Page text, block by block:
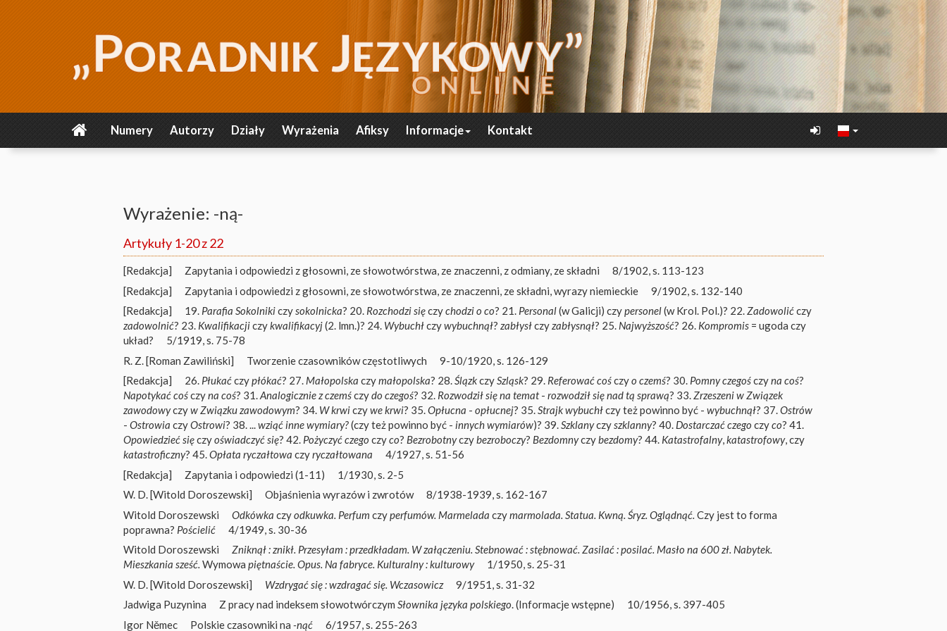
Numery Autorzy Działy Wyrażenia Afiksy Informacje Kontakt
Wyrażenie: -ną-
Artykuły 1-20 z 22
[Redakcja] Zapytania i odpowiedzi z głosowni, ze słowotwórstwa, ze znaczenni, z odmiany, ze składni
8/1902, s. 113-123
[Redakcja]
Zapytania i odpowiedzi z głosowni, ze słowotwórstwa, ze znaczenni, ze składni, wyrazy niemieckie
9/1902, s. 132-140
[Redakcja]
19. Parafia Sokolnikiczysokolnicka? 20. Rozchodzi sięczychodzi o co? 21. Personal(w Galicji) czypersonel(w Krol. Pol.)? 22.Zadowolićczy
zadowolnić? 23. Kwalifikacjiczykwalifikacyj(2. lmn.)? 24. Wybuchłczywybuchnął? zabłysłczyzabłysnął? 25. Najwyższość? 26. Kompromis = ugoda czy
układ?
5/1919, s. 75-78
R. Z. [Roman Zawiliński]
Tworzenie czasowników częstotliwych
9-10/1920, s. 126-129
[Redakcja]
26. Płukaćczypłókać? 27. Małopolska czymałopolska? 28.ŚlązkczySzląsk? 29. Referować cośczyo czemś? 30. Pomny czegośczyna coś?
Napotykać cośczyna coś? 31.Analogicznie z czemśczydo czegoś? 32. Rozwodził się na temat- rozwodził się nad tą sprawą? 33.Zrzeszeni w Związek
zawodowyczyw Związku zawodowym? 34. W krwiczywe krwi? 35.Opłucna - opłucnej? 35.Strajk wybuchłczy też powinno być - wybuchnął? 37.Ostrów
- Ostrowia czyOstrowi? 38. ...wziąć inne wymiary?(czy też powinno być - innych wymiarów)? 39.Szklanyczyszklanny? 40. Dostarczać czego czyco? 41.
Opowiedzieć sięczyoświadczyć się? 42. Pożyczyć czego czyco? Bezrobotnyczybezroboczy? Bezdomnyczybezdomy? 44. Katastrofalny,katastrofowy, czy
katastroficzny? 45.Opłata ryczałtowa czyryczałtowana
4/1927, s. 51-56
[Redakcja]
Zapytania i odpowiedzi (1-11)
1/1930, s. 2-5
W. D. [Witold Doroszewski]
Objaśnienia wyrazów i zwrotów
8/1938-1939, s. 162-167
Witold Doroszewski
Odkówka czyodkuwka. Perfum czyperfumów. Marmelada czymarmolada. Statua. Kwną. Śryz. Oglądnąć. Czy jest to forma
poprawna? Pościelić
4/1949, s. 30-36
Witold Doroszewski
Zniknął : znikł. Przesyłam : przedkładam. W załączeniu. Stebnować : stębnować. Zasilać : posilać. Masło na 600 zł. Nabytek.
Mieszkania sześć. Wymowa piętnaście. Opus. Na fabryce. Kulturalny : kulturowy
1/1950, s. 25-31
W. D. [Witold Doroszewski]
Wzdrygać się : wzdragać się. Wczasowicz
9/1951, s. 31-32
Jadwiga Puzynina
Z pracy nad indeksem słowotwórczym Słownika języka polskiego. (Informacje wstępne)
10/1956, s. 397-405
Igor Němec
Polskie czasowniki na -nąć 6/1957, s. 255-263